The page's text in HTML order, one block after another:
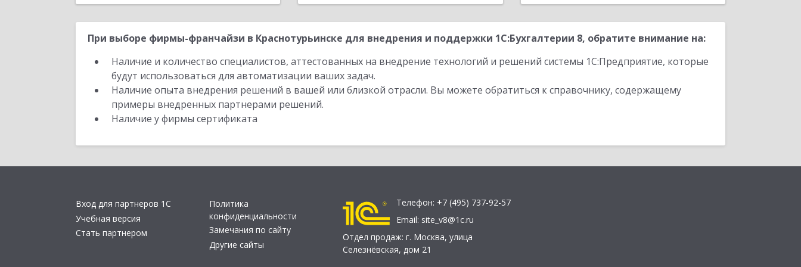
При выборе фирмы-франчайзи в Краснотурьинске для внедрения и поддержки 1С:Бухгалтерии 8, обратите внимание на:
Наличие и количество специалистов, аттестованных на внедрение технологий и решений системы 1С:Предприятие, которые
будут использоваться для автоматизации ваших задач.
Наличие опыта внедрения решений в вашей или близкой отрасли. Вы можете обратиться к справочнику, содержащему
примеры внедренных партнерами решений.
Наличие у фирмы сертификата
Вход для партнеров 1С
Учебная версия
Стать партнером
Политика
конфиденциальности
Замечания по сайту
Другие сайты
Телефон: +7 (495) 737-92-57
Email: site_v8@1c.ru
Отдел продаж: г. Москва, улица
Селезнёвская, дом 21